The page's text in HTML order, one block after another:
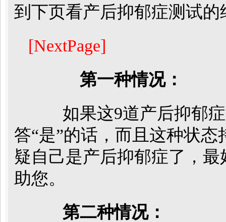
到下页看产后抑郁症测试的
[NextPage]
第一种情况：
如果这9道产后抑郁症
答“是”的话，而且这种状
疑自己是产后抑郁症了，
助您。
第二种情况：